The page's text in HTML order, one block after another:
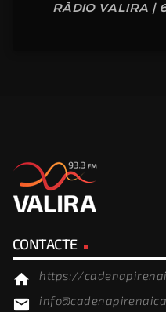
RÀDIO VALIRA |
CONTACTE
home https://
email